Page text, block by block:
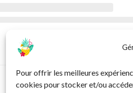
Pour offrir les meilleures
cookies pour stocker et/ou